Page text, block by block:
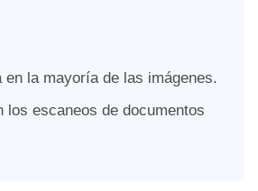
en la mayoría de las imágenes.
los escaneos de documentos